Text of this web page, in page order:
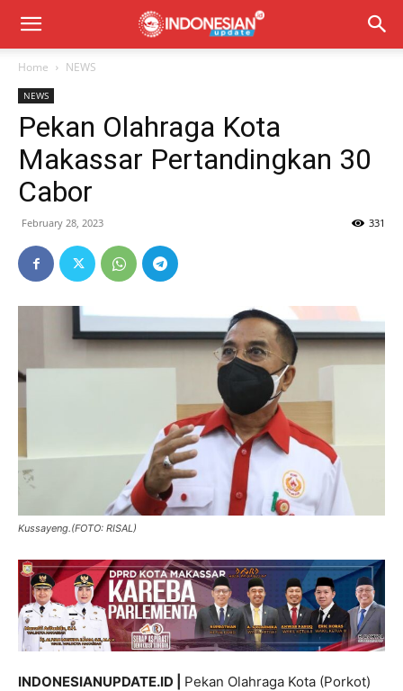
Home NEWS
NEWS
Pekan Olahraga Kota
Makassar Pertandingkan 30
Cabor
February 28, 2023 331
Kussayeng.(FOTO: RISAL)
INDONESIANUPDATE.ID | Pekan Olahraga Kota (Porkot)